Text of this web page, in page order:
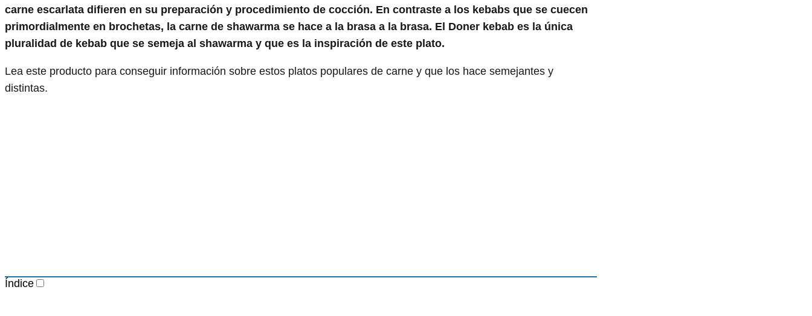
carne escarlata difieren en su preparación y procedimiento de cocción. En contraste a los kebabs que se cuecen
primordialmente en brochetas, la carne de shawarma se hace a la brasa a la brasa. El Doner kebab es la única
pluralidad de kebab que se semeja al shawarma y que es la inspiración de este plato.
Lea este producto para conseguir información sobre estos platos populares de carne y que los hace semejantes y
distintas.
Índice